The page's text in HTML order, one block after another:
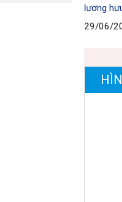
lương
29/06/